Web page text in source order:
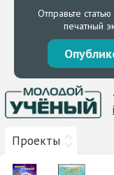
Отправьте
печатный
Проекты